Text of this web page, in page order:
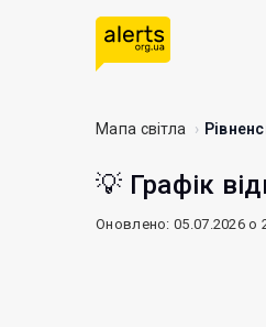
Мапа світла
💡 Графік
Оновлено: 05.07.2026 о